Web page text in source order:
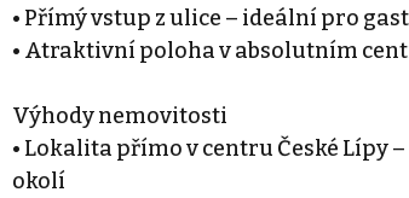
• Přímý vstup z ulice – ideální pro
• Atraktivní poloha v absolutním
Výhody nemovitosti
• Lokalita přímo v centru České Lípy
okolí